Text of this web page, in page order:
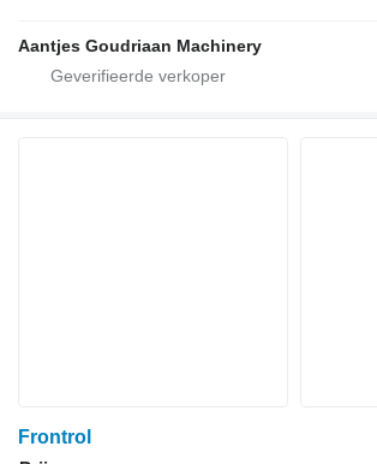
Aantjes Goudriaan Machinery
Frontrol